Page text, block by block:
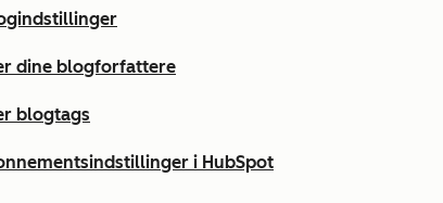
dine blogforfattere
blogtags
i HubSpot